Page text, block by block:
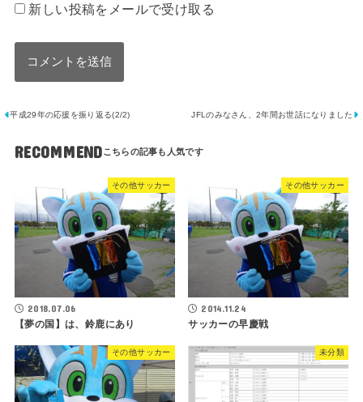
新しい投稿をメールで受け取る
平成29年の応援を振り返る(2/2) JFLのみなさん、2年間お世話になりました
RECOMMEND
その他サッカー
2018.07.06
【夢の国】は、鈴鹿にあり
その他サッカー
2014.11.24
サッカーの早慶戦
その他サッカー 未分類